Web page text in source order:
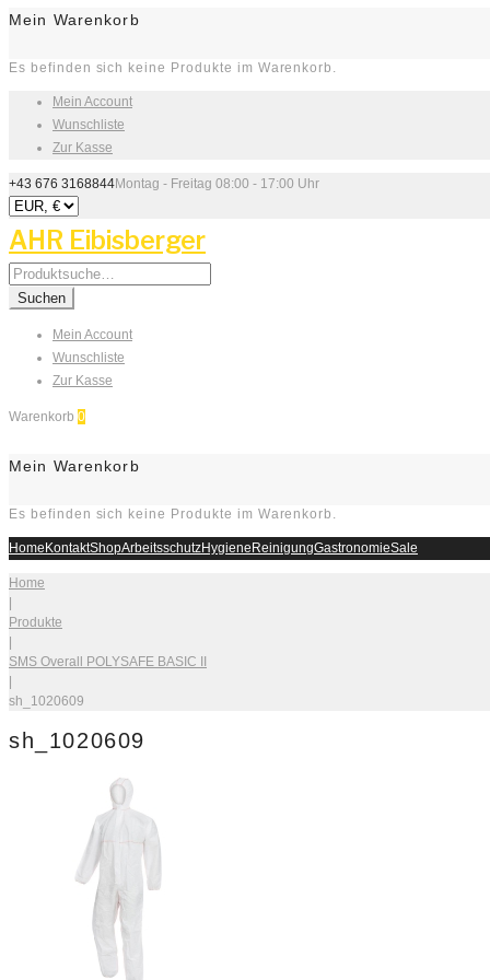
Mein Warenkorb
Es befinden sich keine Produkte im Warenkorb.
Mein Account
Wunschliste
Zur Kasse
+43 676 3168844Montag - Freitag 08:00 - 17:00 Uhr
AHR Eibisberger
Search
for:
Suchen
Mein Account
Wunschliste
Zur Kasse
Warenkorb 0
Mein Warenkorb
Es befinden sich keine Produkte im Warenkorb.
HomeKontaktShopArbeitsschutzHygieneReinigungGastronomieSale
Home
|
Produkte
|
SMS Overall POLYSAFE BASIC II
|
sh_1020609
sh_1020609